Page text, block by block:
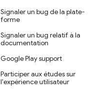
Signaler un bug de la plate-
forme
Signaler un bug relatif à la
documentation
Google Play support
Participer aux études sur
l'expérience utilisateur